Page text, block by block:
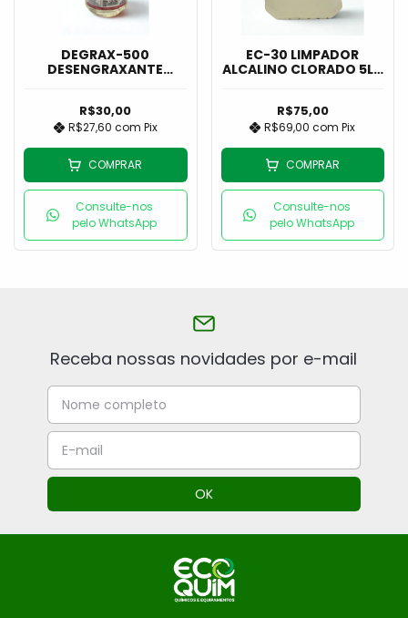
DEGRAX-500
DESENGRAXANTE
R$30,00
R$27,60 com Pix
COMPRAR
Consulte-nos
pelo WhatsApp
EC-30 LIMPADOR
ALCALINO CLORADO 5L -
R$75,00
R$69,00com Pix
COMPRAR
Consulte-nos
pelo WhatsApp
Receba nossas novidades por e-mail